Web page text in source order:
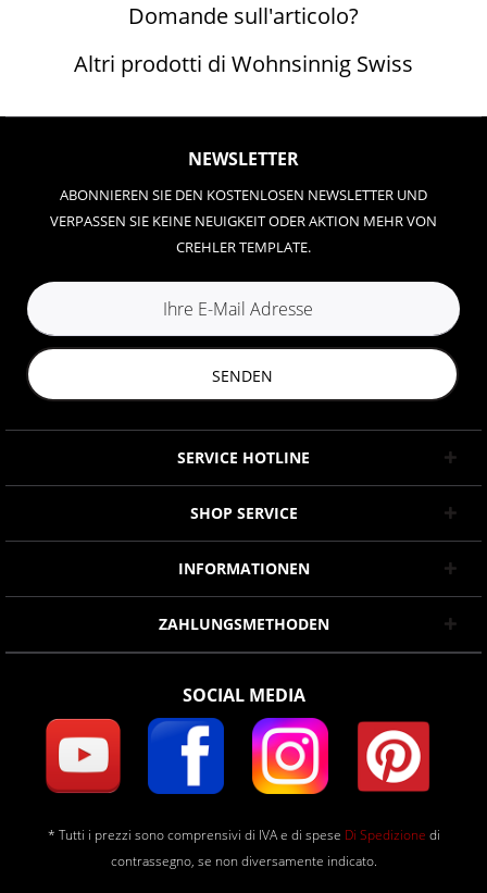
Domande sull'articolo?
Altri prodotti di Wohnsinnig Swiss
NEWSLETTER
ABONNIEREN SIE DEN KOSTENLOSEN NEWSLETTER UND
VERPASSEN SIE KEINE NEUIGKEIT ODER AKTION MEHR VON
CREHLER TEMPLATE.
SENDEN
SERVICE HOTLINE
SHOP SERVICE
INFORMATIONEN
ZAHLUNGSMETHODEN
SOCIAL MEDIA
* Tutti i prezzi sono comprensivi di IVA e di spese Di Spedizione di
contrassegno, se non diversamente indicato.